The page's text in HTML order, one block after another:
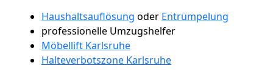
Haushaltsauflösung oder Entrümpelung
professionelle Umzugshelfer
Möbellift Karlsruhe
Halteverbotszone Karlsruhe